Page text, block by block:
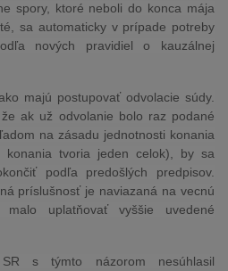
spory, ktoré neboli do konca mája
sa automaticky v prípade potreby
nových pravidiel o kauzálnej
majú postupovať odvolacie súdy.
ak už odvolanie bolo raz podané
na zásadu jednotnosti konania
konania tvoria jeden celok), by sa
podľa predošlých predpisov.
príslušnosť je naviazaná na vecnú
uplatňovať vyššie uvedené
s týmto názorom nesúhlasil